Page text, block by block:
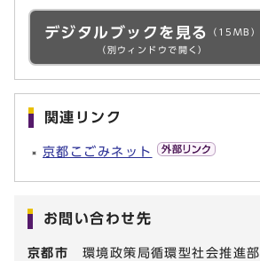
デジタルブックを見る
（15MB）
（別ウィンドウで開く）
関連リンク
京都こごみネット
お問い合わせ先
京都市 環境政策局循環型社会推進部